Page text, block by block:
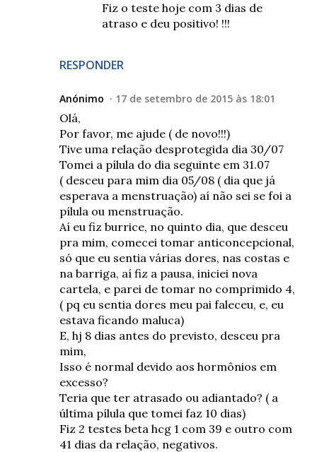
RESPONDER
Fiz o teste hoje com 3 dias de
atraso e deu positivo! !!!
Anónimo 17 de setembro de 2015 às 18:01
Olá,
Por favor, me ajude ( de novo!!!)
Tive uma relação desprotegida dia 30/07
Tomei a pílula do dia seguinte em 31.07
( desceu para mim dia 05/08 ( dia que já
esperava a menstruação) aí não sei se foi a
pílula ou menstruação.
Aí eu fiz burrice, no quinto dia, que desceu
pra mim, comecei tomar anticoncepcional,
só que eu sentia várias dores, nas costas e
na barriga, aí fiz a pausa, iniciei nova
cartela, e parei de tomar no comprimido 4,
( pq eu sentia dores meu pai faleceu, e, eu
estava ficando maluca)
E, hj 8 dias antes do previsto, desceu pra
mim,
Isso é normal devido aos hormônios em
excesso?
Teria que ter atrasado ou adiantado? ( a
última pílula que tomei faz 10 dias)
Fiz 2 testes beta hcg 1 com 39 e outro com
41 dias da relação, negativos.